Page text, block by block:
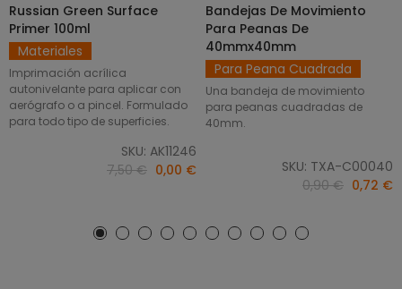
AÑADIR AL CARRITO
Russian Green Surface
Primer 100ml
Materiales
Imprimación acrílica
autonivelante para aplicar con
aerógrafo o a pincel. Formulado
para todo tipo de superficies.
SKU: AK11246
7,50 € 0,00 €
SELECCIONAR OPCIONES
Bandejas De Movimiento
Para Peanas De
40mmx40mm
Para Peana Cuadrada
Una bandeja de movimiento
para peanas cuadradas de
40mm.
SKU: TXA-C00040
0,90 € 0,72 €